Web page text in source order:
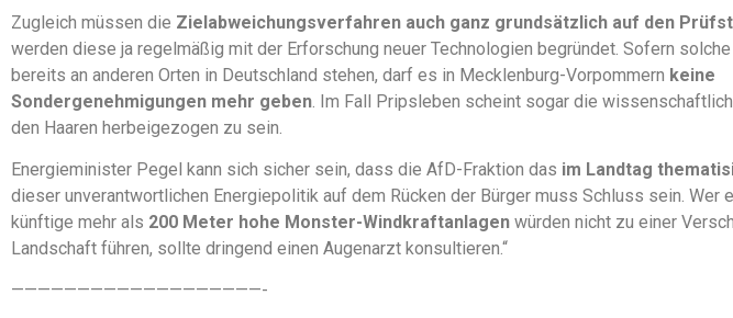
Zugleich müssen die Zielabweichungsverfahren auch ganz grundsätzlich auf den
werden diese ja regelmäßig mit der Erforschung neuer Technologien begründet. Sofern
bereits an anderen Orten in Deutschland stehen, darf es in Mecklenburg-Vorpommern keine
Sondergenehmigungen mehr geben . Im Fall Pripsleben scheint sogar die
den Haaren herbeigezogen zu sein.
Energieminister Pegel kann sich sicher sein, dass die AfD-Fraktion das im Landtag
dieser unverantwortlichen Energiepolitik auf dem Rücken der Bürger muss Schluss sein. Wer
künftige mehr als 200 Meter hohe Monster-Windkraftanlagen würden nicht zu einer
Landschaft führen, sollte dringend einen Augenarzt konsultieren.“
———————————————————-